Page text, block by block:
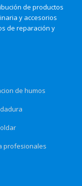
de productos
y accesorios
de reparación y
de humos
profesionales